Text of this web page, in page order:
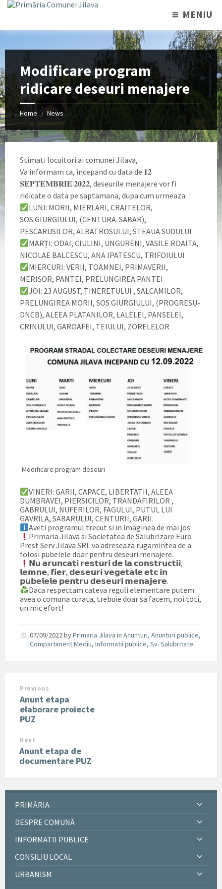
MENIU
Modificare program
ridicare deseuri menajere
Home / News
Stimati locuitori ai comunei Jilava,
Va informam ca, incepand cu data de 𝟏𝟐
𝐒𝐄𝐏𝐓𝐄𝐌𝐁𝐑𝐈𝐄 𝟐𝟎𝟐𝟐, deseurile menajere vor fi
ridicate o data pe saptamana, dupa cum urmeaza:
LUNI: MORII, MIERLARI, CRAITELOR,
SOS.GIURGIULUI, (CENTURA-SABAR),
PESCARUSILOR, ALBATROSULUI, STEAUA SUDULUI
MARȚI: ODAI, CIULINI, UNGURENI, VASILE ROAITA,
NICOLAE BALCESCU, ANA IPATESCU, TRIFOIULUI
MIERCURI: VERII, TOAMNEI, PRIMAVERII,
MERISOR, PANTEI, PRELUNGIREA PANTEI
JOI: 23 AUGUST, TINERETULUI , SALCAMILOR,
PRELUNGIREA MORII, SOS.GIURGIULUI, (PROGRESU-
DNCB), ALEEA PLATANILOR, LALELEI, PANSELEI,
CRINULUI, GAROAFEI, TEIULUI, ZORELELOR
Modificare program deseuri
VINERI: GARII, CAPACE, LIBERTATII, ALEEA
DUMBRAVEI, PIERSICILOR, TRANDAFIRILOR ,
GABRULUI, NUFERILOR, FAGULUI, PUTUL LUI
GAVRILA, SABARULUI, CENTURII, GARII.
Aveti programul trecut si in imaginea de mai jos
Primaria Jilava si Societatea de Salubrizare Euro
Prest Serv Jilava SRL va adreseaza rugamintea de a
folosi pubelele doar pentru deseuri menajere.
𝗡𝘂 𝗮𝗿𝘂𝗻𝗰𝗮𝘁𝗶 𝗿𝗲𝘀𝘁𝘂𝗿𝗶 𝗱𝗲 𝗹𝗮 𝗰𝗼𝗻𝘀𝘁𝗿𝘂𝗰𝘁𝗶𝗶,
𝗹𝗲𝗺𝗻𝗲, 𝗳𝗶𝗲𝗿, 𝗱𝗲𝘀𝗲𝘂𝗿𝗶 𝘃𝗲𝗴𝗲𝘁𝗮𝗹𝗲 𝗲𝘁𝗰 𝗶𝗻
𝗽𝘂𝗯𝗲𝗹𝗲𝗹𝗲 𝗽𝗲𝗻𝘁𝗿𝘂 𝗱𝗲𝘀𝗲𝘂𝗿𝗶 𝗺𝗲𝗻𝗮𝗷𝗲𝗿𝗲.
Daca respectam cateva reguli elementare putem
avea o comuna curata, trebuie doar sa facem, noi toti,
un mic efort!
07/09/2022byPrimaria Jilava in Anunturi, Anunturi publice,
Compartiment Mediu, Informatii publice, Sv. Salubritate
Previous
Anunt etapa
elaborare proiecte
PUZ
Next
Anunt etapa de
documentare PUZ
PRIMĂRIA
DESPRE COMUNĂ
INFORMATII PUBLICE
CONSILIU LOCAL
URBANISM